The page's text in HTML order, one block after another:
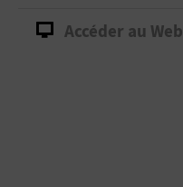
Accéder au Web